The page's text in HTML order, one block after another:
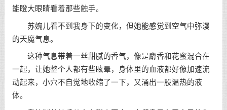
能瞪大眼睛看着那些触手。
苏婉儿看不到我身下的变化，但她能感觉到空气中弥漫
的天魔气息。
这种气息带着一丝甜腻的香气，像是麝香和花蜜混合在
一起，让她整个人都有些眩晕，身体里的血液都好像加速流
动起来，小穴不自觉地收缩了一下，又涌出一股温热的液
体。